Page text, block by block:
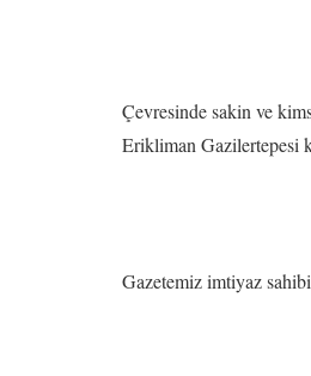
Çevresinde sakin ve
Erikliman Gazilertepesi
Gazetemiz imtiyaz